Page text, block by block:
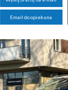
Email do opiekuna